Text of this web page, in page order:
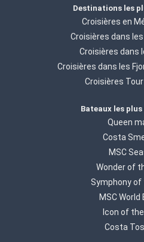
Destinations les
Croisières en
Croisières dans
Croisières dans
Croisières dans les
Croisières
Bateaux les
Queen
Costa
MSC
Wonder of
Symphony of
MSC World
Icon of
Costa